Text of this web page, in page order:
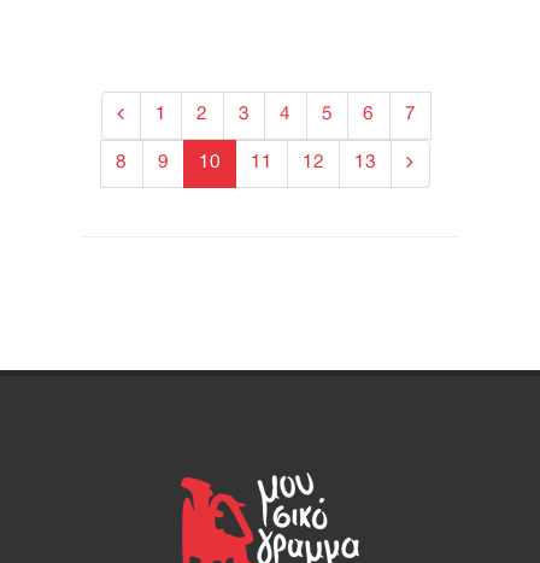
1 2 3 4 5 6 7
8 9 10 11 12 13